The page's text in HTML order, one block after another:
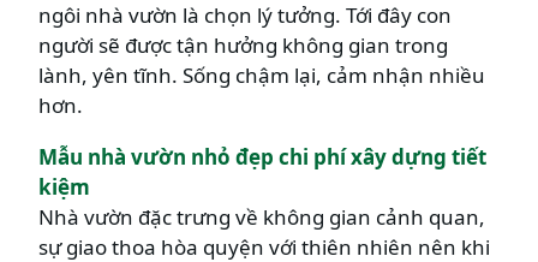
ngôi nhà vườn là chọn lý tưởng. Tới đây con
người sẽ được tận hưởng không gian trong
lành, yên tĩnh. Sống chậm lại, cảm nhận nhiều
hơn.
Mẫu nhà vườn nhỏ đẹp chi phí xây dựng tiết
kiệm
Nhà vườn đặc trưng về không gian cảnh quan,
sự giao thoa hòa quyện với thiên nhiên nên khi